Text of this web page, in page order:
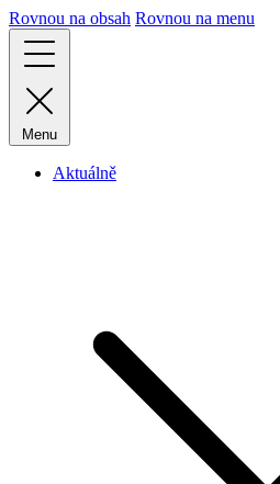
Rovnou na obsah Rovnou na menu
Menu
Aktuálně